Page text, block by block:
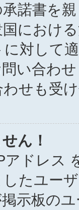
諾書を
におけ
対して
い合わ
せも受
ん！
アドレス
たユー
示板の